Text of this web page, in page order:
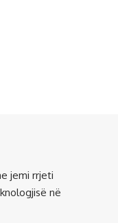
jemi rrjeti
në